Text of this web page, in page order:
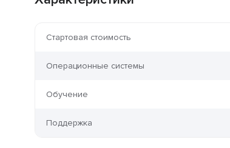
Стартовая стоимость
Операционные системы
Обучение
Поддержка